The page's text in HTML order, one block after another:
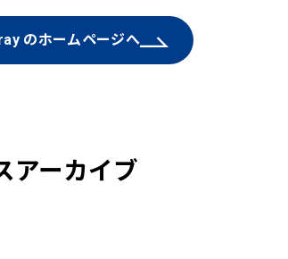
のホームページへ
アーカイブ